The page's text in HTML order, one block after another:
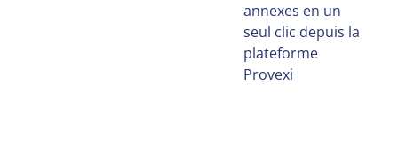
annexes en un
seul clic depuis la
plateforme
Provexi